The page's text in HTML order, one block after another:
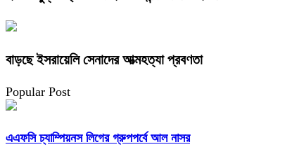
বাড়ছে ইসরায়েলি সেনাদের আত্মহত্যা প্রবণতা
Popular Post
এএফসি চ্যাম্পিয়নস লিগের গ্রুপপর্বে আল নাসর